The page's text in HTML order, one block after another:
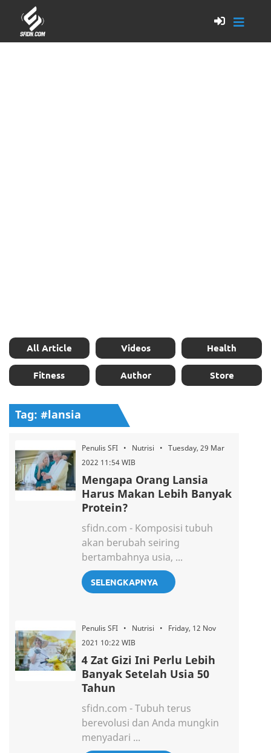
All Article Videos Health
Fitness Author Store
Tag: #lansia
Penulis SFI • Nutrisi • Tuesday, 29 Mar
2022 11:54 WIB
Mengapa Orang Lansia
Harus Makan Lebih Banyak
Protein?
sfidn.com - Komposisi tubuh
akan berubah seiring
bertambahnya usia, ...
SELENGKAPNYA
Penulis SFI • Nutrisi • Friday, 12 Nov
2021 10:22 WIB
4 Zat Gizi Ini Perlu Lebih
Banyak Setelah Usia 50
Tahun
sfidn.com - Tubuh terus
berevolusi dan Anda mungkin
menyadari ...